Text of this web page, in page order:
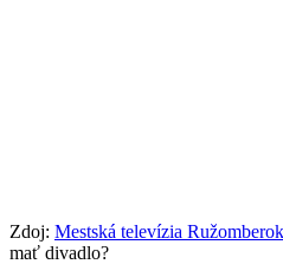
Zdoj: Mestská televízia Ružomberok
mať divadlo?